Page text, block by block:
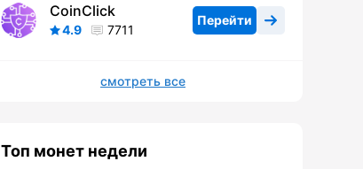
CoinClick
4.9 7711
Перейти
смотреть все
Топ монет недели